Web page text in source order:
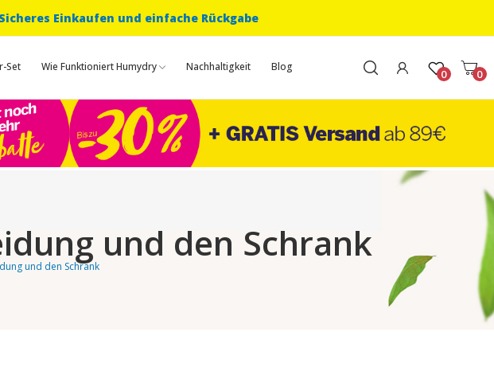
Einkaufen und einfache Rückgabe
Set Wie Funktioniert Humydry Nachhaltigkeit Blog
0 0
und den Schrank
und den Schrank